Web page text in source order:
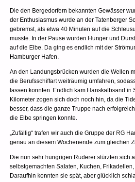
Die den Bergedorfern bekannten Gewässer
der Enthusiasmus wurde an der Tatenberger
gebremst, als etwa 40 Minuten auf die
musste. In der Pause wurden Hunger und
auf die Elbe. Da ging es endlich mit der
Hamburger Hafen.
An den Landungsbrücken wurden die Wellen
die Berufsschiffart weiträumig umfahren,
lassen konnten. Endlich kam Hanskalbsand in
Kilometer zogen sich doch noch hin, da die
besser, dass die ganze Truppe nach
die Elbe springen konnte.
„Zufällig“ trafen wir auch die Gruppe der RG
genau an diesem Wochenende zum gleichen
Die nun sehr hungrigen Ruderer stürzten sich
selbstgemachten Salaten, Kuchen,
Daraufhin konnten sie spät, aber glücklich